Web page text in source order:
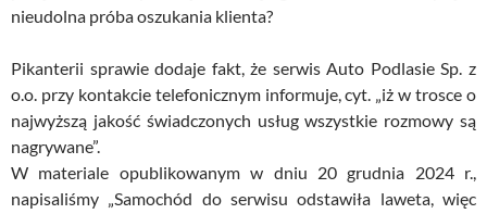
nieudolna próba oszukania klienta?
Pikanterii sprawie dodaje fakt, że serwis Auto Podlasie Sp. z
o.o. przy kontakcie telefonicznym informuje, cyt. „iż w trosce o
najwyższą jakość świadczonych usług wszystkie rozmowy są
nagrywane”.
W materiale opublikowanym w dniu 20 grudnia 2024 r.,
napisaliśmy „Samochód do serwisu odstawiła laweta, więc